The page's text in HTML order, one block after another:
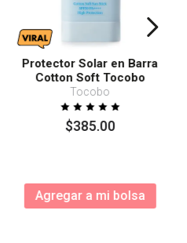
Protector Solar en Barra
Cotton Soft Tocobo
SPF50+ PA++++
Tocobo
$385.00
Agregar a mi bolsa